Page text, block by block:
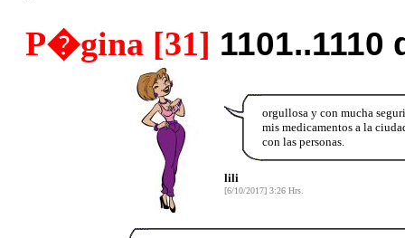
P�gina [31] 1101..1110
orgullosa y con mucha
mis medicamentos a la
con las personas.
lili
[6/10/2017] 3:26 Hrs.